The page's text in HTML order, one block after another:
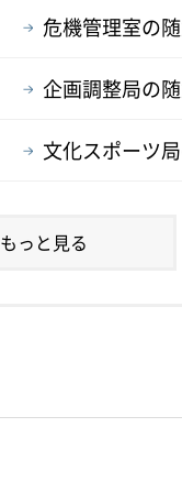
危機管理室の
企画調整局の
文化スポーツ
もっと見る